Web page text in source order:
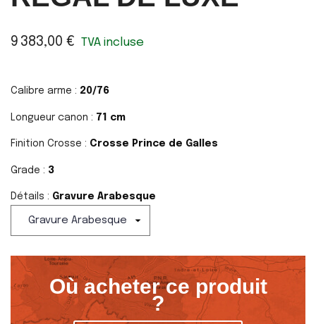
9 383,00 € TVA incluse
Calibre arme : 20/76
Longueur canon : 71 cm
Finition Crosse : Crosse Prince de Galles
Grade : 3
Détails : Gravure Arabesque
Où acheter ce produit
?